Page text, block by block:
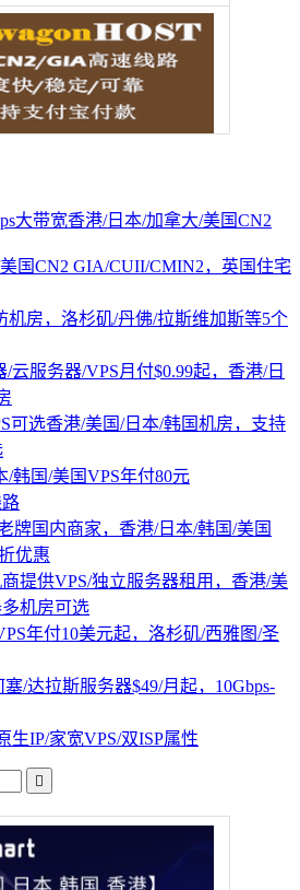
大带宽香港/日本/加拿大/美国CN2
国CN2 GIA/CUII/CMIN2，英国住宅
机房，洛杉矶/丹佛/拉斯维加斯等5个
/云服务器/VPS月付$0.99起，香港/日
可选香港/美国/日本/韩国机房，支持
/韩国/美国VPS年付80元
牌国内商家，香港/日本/韩国/美国
优惠
提供VPS/独立服务器租用，香港/美
机房可选
年付10美元起，洛杉矶/西雅图/圣
塞/达拉斯服务器$49/月起，10Gbps-
生IP/家宽VPS/双ISP属性
